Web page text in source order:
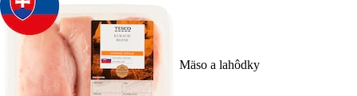
Mäso a lahôdky